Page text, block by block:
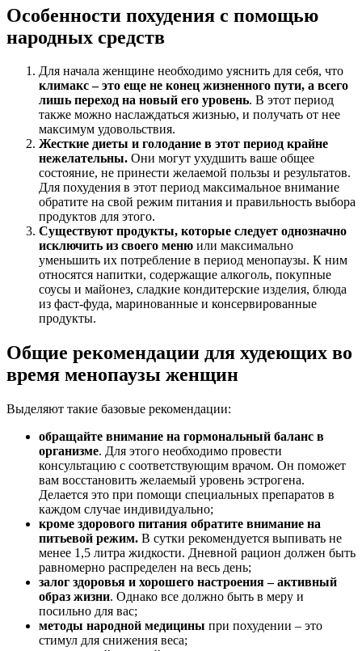
Особенности похудения с помощью
народных средств
Для начала женщине необходимо уяснить для себя, что
климакс – это еще не конец жизненного пути, а всего
лишь переход на новый его уровень. В этот период
также можно наслаждаться жизнью, и получать от нее
максимум удовольствия.
Жесткие диеты и голодание в этот период крайне
нежелательны. Они могут ухудшить ваше общее
состояние, не принести желаемой пользы и результатов.
Для похудения в этот период максимальное внимание
обратите на свой режим питания и правильность выбора
продуктов для этого.
Существуют продукты, которые следует однозначно
исключить из своего меню или максимально
уменьшить их потребление в период менопаузы. К ним
относятся напитки, содержащие алкоголь, покупные
соусы и майонез, сладкие кондитерские изделия, блюда
из фаст-фуда, маринованные и консервированные
продукты.
Общие рекомендации для худеющих во
время менопаузы женщин
Выделяют такие базовые рекомендации:
обращайте внимание на гормональный баланс в
организме. Для этого необходимо провести
консультацию с соответствующим врачом. Он поможет
вам восстановить желаемый уровень эстрогена.
Делается это при помощи специальных препаратов в
каждом случае индивидуально;
кроме здорового питания обратите внимание на
питьевой режим. В сутки рекомендуется выпивать не
менее 1,5 литра жидкости. Дневной рацион должен быть
равномерно распределен на весь день;
залог здоровья и хорошего настроения – активный
образ жизни. Однако все должно быть в меру и
посильно для вас;
методы народной медицины при похудении – это
стимул для снижения веса;